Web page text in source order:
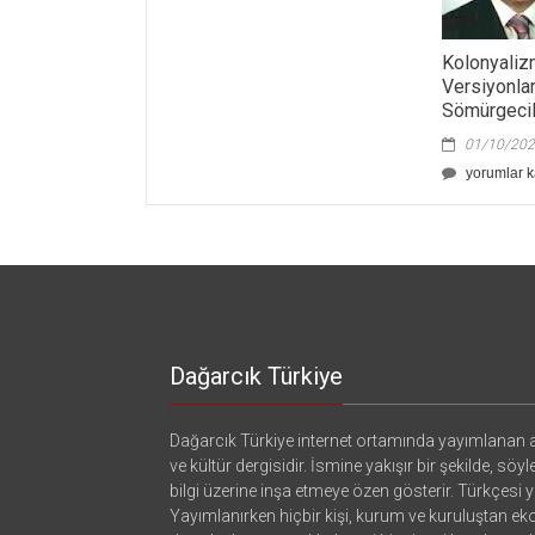
01/10/
yorumlar
Dağarcık Türkiye
Dağarcık Türkiye internet ortamında yayımlanan
ve kültür dergisidir. İsmine yakışır bir şekilde,
bilgi üzerine inşa etmeye özen gösterir. Türkçesi
Yayımlanırken hiçbir kişi, kurum ve kuruluştan